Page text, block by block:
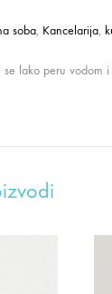
soba, Kancelarija,
se lako peru vodom i